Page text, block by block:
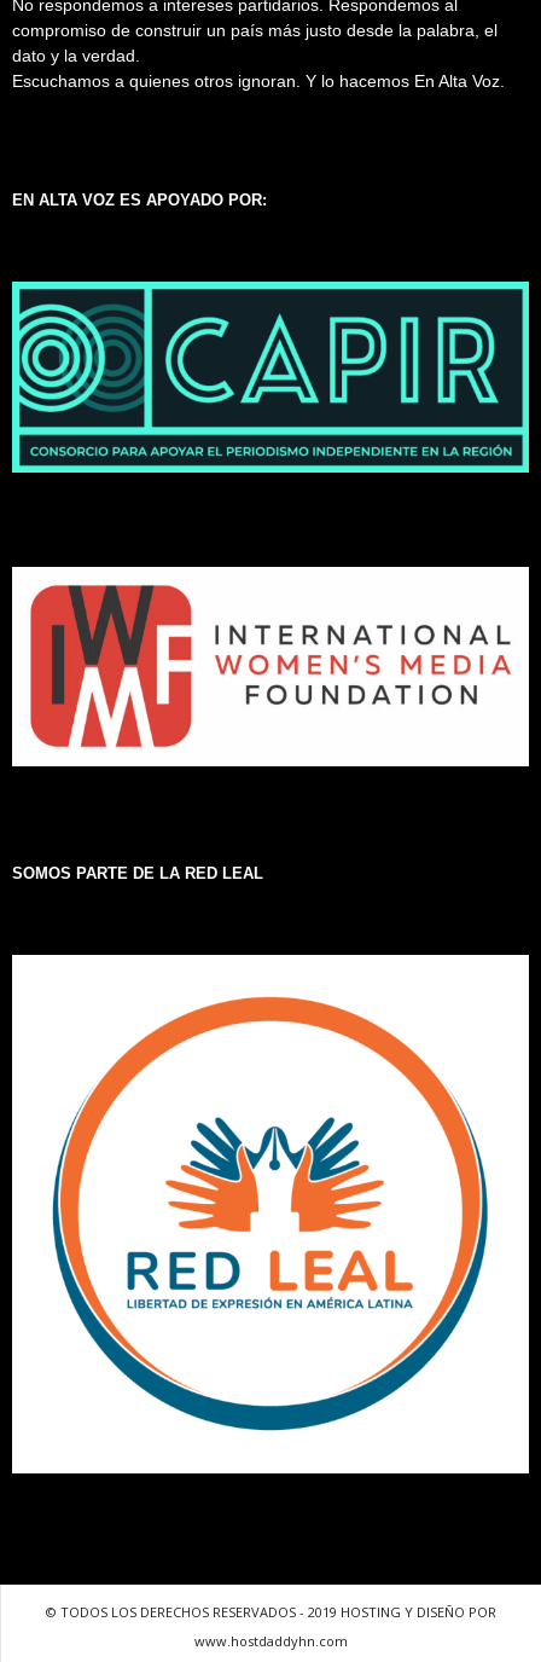
No respondemos a intereses partidarios. Respondemos al
compromiso de construir un país más justo desde la palabra, el
dato y la verdad.
Escuchamos a quienes otros ignoran. Y lo hacemos En Alta Voz.
EN ALTA VOZ ES APOYADO POR:
SOMOS PARTE DE LA RED LEAL
© TODOS LOS DERECHOS RESERVADOS - 2019 HOSTING Y DISEÑO POR
www.hostdaddyhn.com